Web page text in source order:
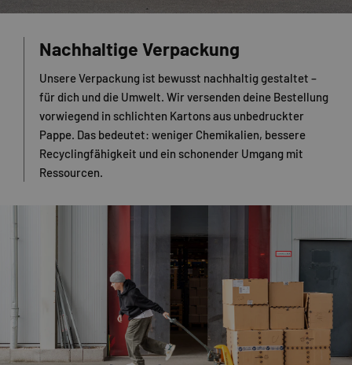
Nachhaltige Verpackung
Unsere Verpackung ist bewusst nachhaltig gestaltet –
für dich und die Umwelt. Wir versenden deine Bestellung
vorwiegend in schlichten Kartons aus unbedruckter
Pappe. Das bedeutet: weniger Chemikalien, bessere
Recyclingfähigkeit und ein schonender Umgang mit
Ressourcen.